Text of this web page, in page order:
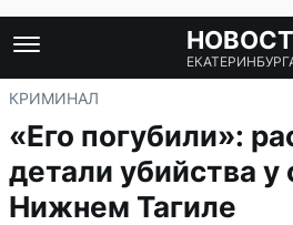
КРИМИНАЛ
«Его погубили»:
детали убийства у
Нижнем Тагиле